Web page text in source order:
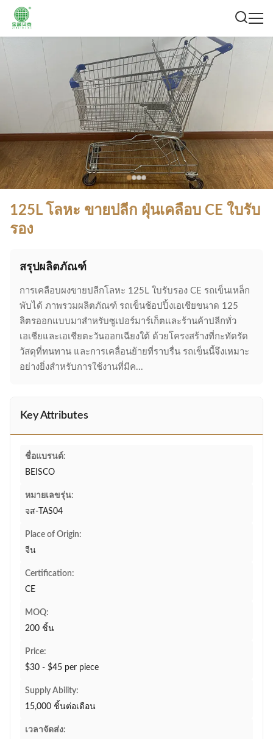
125L โลหะ ขายปลีก ฝุ่นเคลือบ CE ใบรับ
รอง
สรุปผลิตภัณฑ์
การเคลือบผงขายปลีกโลหะ 125L ใบรับรอง CE รถเข็นเหล็ก
พับได้ ภาพรวมผลิตภัณฑ์ รถเข็นช้อปปิ้งเอเชียขนาด 125
ลิตรออกแบบมาสำหรับซูเปอร์มาร์เก็ตและร้านค้าปลีกทั่ว
เอเชียและเอเชียตะวันออกเฉียงใต้ ด้วยโครงสร้างที่กะทัดรัด
วัสดุที่ทนทาน และการเคลื่อนย้ายที่ราบรื่น รถเข็นนี้จึงเหมาะ
อย่างยิ่งสำหรับการใช้งานที่มีค...
Key Attributes
ชื่อแบรนด์:
BEISCO
หมายเลขรุ่น:
จส-TAS04
Place of Origin:
จีน
Certification:
CE
MOQ:
200 ชิ้น
Price:
$30 - $45 per piece
Supply Ability:
15,000 ชิ้นต่อเดือน
เวลาจัดส่ง: